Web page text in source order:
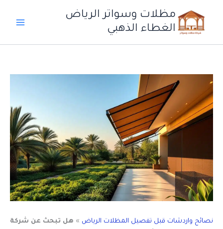
المحتوى
مظلات وسواتر الرياض
الغطاء الذهبي
نصائح واردشات قبل تفصيل المظلات الرياض » هل تبحث عن شركة